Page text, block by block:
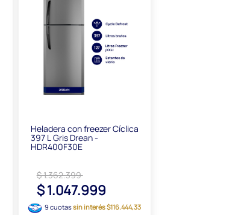
Heladera con freezer Cíclica
397 L Gris Drean -
HDR400F30E
$ 1.362.399
$ 1.047.999
9 cuotassin interés $116.444,33